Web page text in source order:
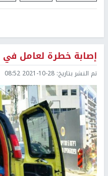
إصابة خطرة لعامل في
تم النشر بتاريخ: 2021-10-28 08:52